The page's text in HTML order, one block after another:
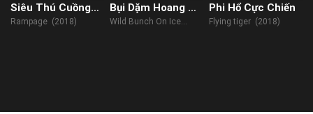
Siêu Thú Cuồng
Nộ
Rampage (2018)
Bụi Dặm Hoang Dã
Trên Băng
Wild Bunch On Ice
Phi Hổ Cực Chiến
Flying tiger (2018)